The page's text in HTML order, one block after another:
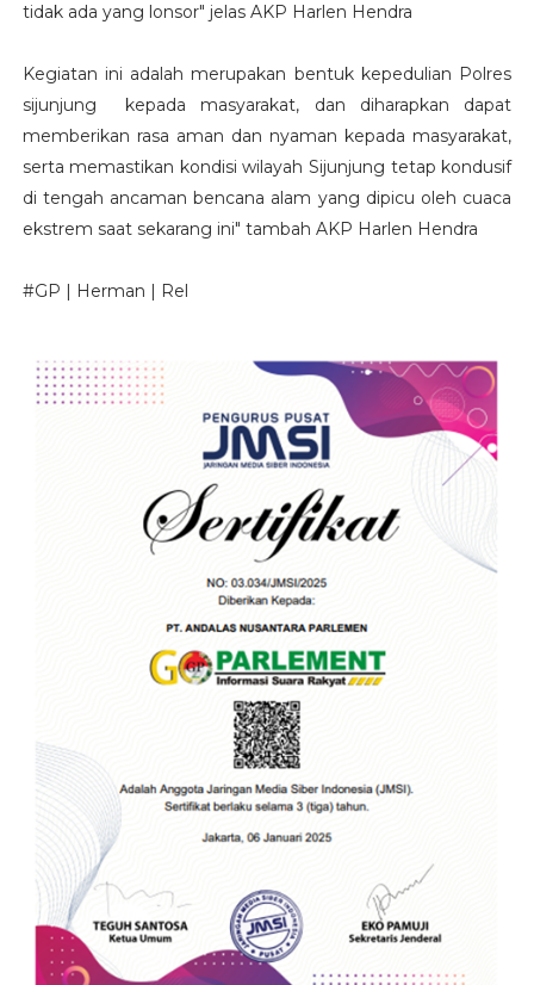
tidak ada yang lonsor" jelas AKP Harlen Hendra
Kegiatan ini adalah merupakan bentuk kepedulian Polres
sijunjung kepada masyarakat, dan diharapkan dapat
memberikan rasa aman dan nyaman kepada masyarakat,
serta memastikan kondisi wilayah Sijunjung tetap kondusif
di tengah ancaman bencana alam yang dipicu oleh cuaca
ekstrem saat sekarang ini" tambah AKP Harlen Hendra
#GP | Herman | Rel